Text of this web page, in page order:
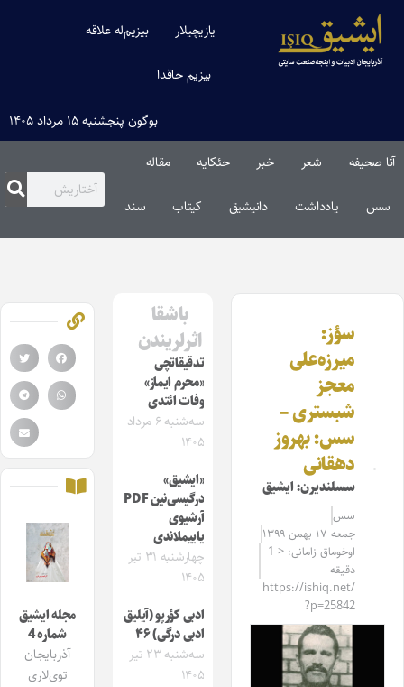
یازیچیلار بیزیم‌له علاقه
بیزیم حاقدا
بوگون پنجشنبه ۱۵ مرداد ۱۴۰۵
آنا صحیفه شعر خبر حئکایه مقاله‌
سس یادداشت دانیشیق کیتاب سند
سؤز:
میرزه‌علی
معجز
شبستری –
سس: بهروز
دهقانی
سسلندیرن: ایشیق
سس
جمعه ۱۷ بهمن ۱۳۹۹
اوخوماق زامانی: < 1
دقیقه
https://ishiq.net/
?p=25842
باشقا
اثرلریندن
تدقیقاتچی
«محرم ایماز»
وفات ائتدی
سه‌شنبه ۶ مرداد
۱۴۰۵
«ایشیق»
درگیسی‌نین PDF
آرشیوی
یاییملاندی
چهارشنبه ۳۱ تیر
۱۴۰۵
ادبی کؤرپو (آیلیق
ادبی درگی) ۴۶
سه‌شنبه ۲۳ تیر
۱۴۰۵
مجله ایشیق
شماره 4
آذربایجان
توی‌لاری